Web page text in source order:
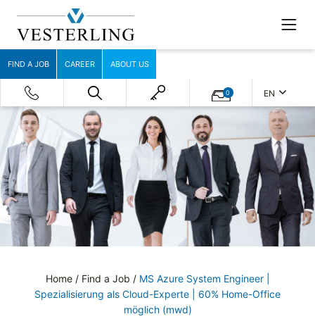
FIND A JOB CAREER ABOUT US
0 EN
Home/ Find a Job / MS Azure System Engineer |
Spezialisierung als Cloud-Experte | 60% Home-Office
möglich (mwd)